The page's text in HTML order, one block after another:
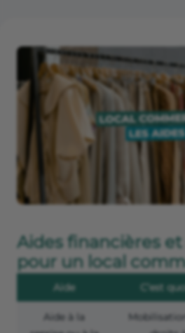
Aides financières
pour un local
Aide C’est
Aide à la